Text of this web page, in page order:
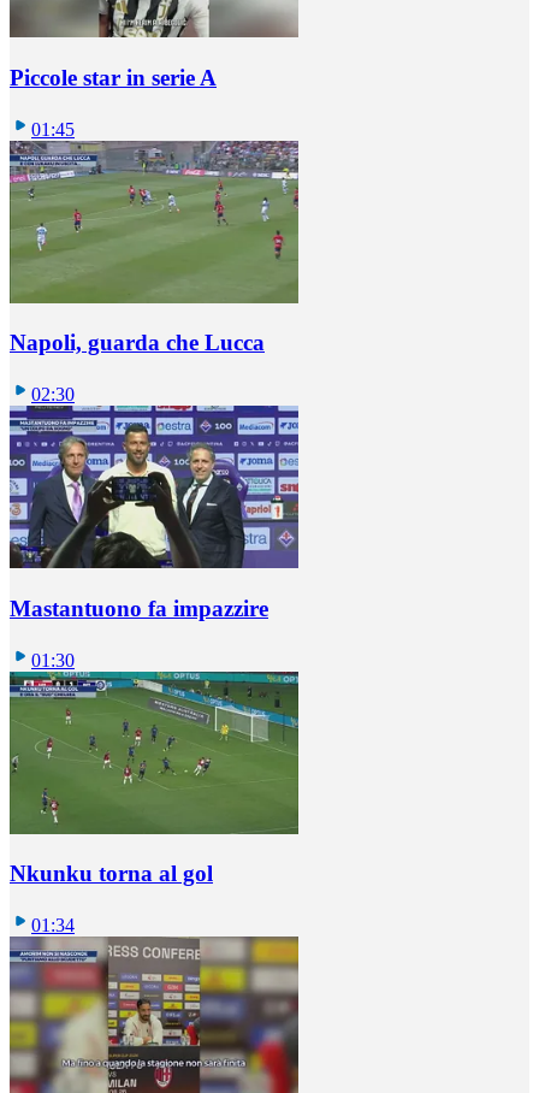
Piccole star in serie A
01:45
Napoli, guarda che Lucca
02:30
Mastantuono fa impazzire
01:30
Nkunku torna al gol
01:34